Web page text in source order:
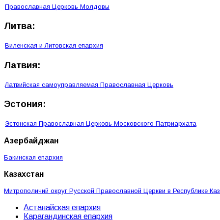
Православная Церковь Молдовы
Литва:
Виленская и Литовская епархия
Латвия:
Латвийская самоуправляемая Православная Церковь
Эстония:
Эстонская Православная Церковь Московского Патриархата
Азербайджан
Бакинская епархия
Казахстан
Митрополичий округ Русской Православной Церкви в Республике
Астанайская епархия
Карагандинская епархия